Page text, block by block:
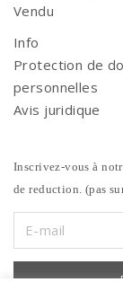
Vendu
Info
Protection de
personnelles
Avis juridique
Inscrivez-vous à
de reduction. (pas